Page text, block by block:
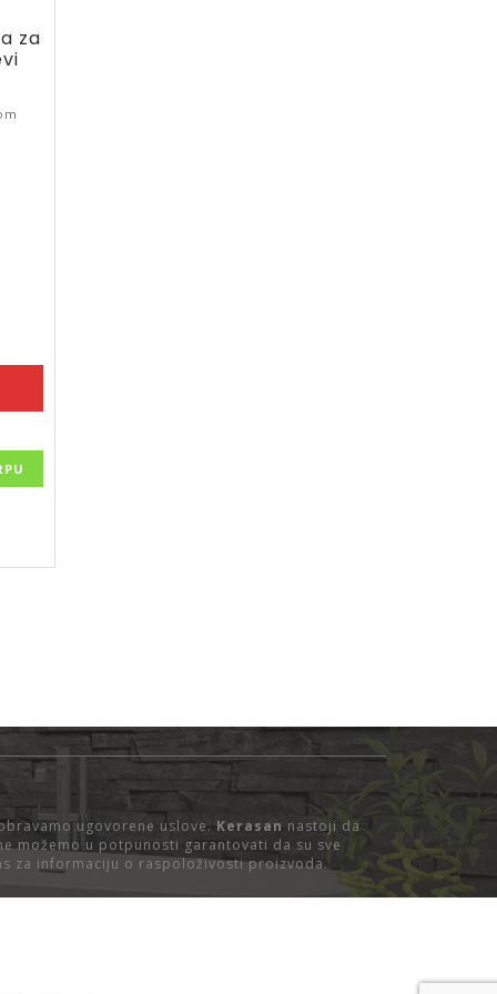
za
ugovorene uslove. Kerasan nastoji da
možemo u potpunosti garantovati da su sve
za informaciju o raspoloživosti proizvoda.